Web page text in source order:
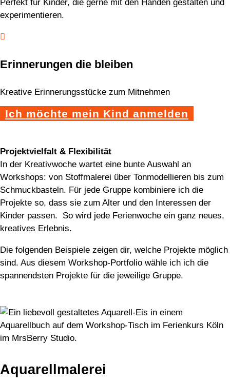
Perfekt für Kinder, die gerne mit den Händen gestalten und
experimentieren.

Erinnerungen die bleiben
Kreative Erinnerungsstücke zum Mitnehmen
Ich möchte mein Kind anmelden
Projektvielfalt & Flexibilität
In der Kreativwoche wartet eine bunte Auswahl an
Workshops: von Stoffmalerei über Tonmodellieren bis zum
Schmuckbasteln. Für jede Gruppe kombiniere ich die
Projekte so, dass sie zum Alter und den Interessen der
Kinder passen. So wird jede Ferienwoche ein ganz neues,
kreatives Erlebnis.
Die folgenden Beispiele zeigen dir, welche Projekte möglich
sind. Aus diesem Workshop-Portfolio wähle ich ich die
spannendsten Projekte für die jeweilige Gruppe.
Aquarellmalerei